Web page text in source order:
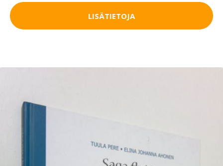
LISÄTIETOJA